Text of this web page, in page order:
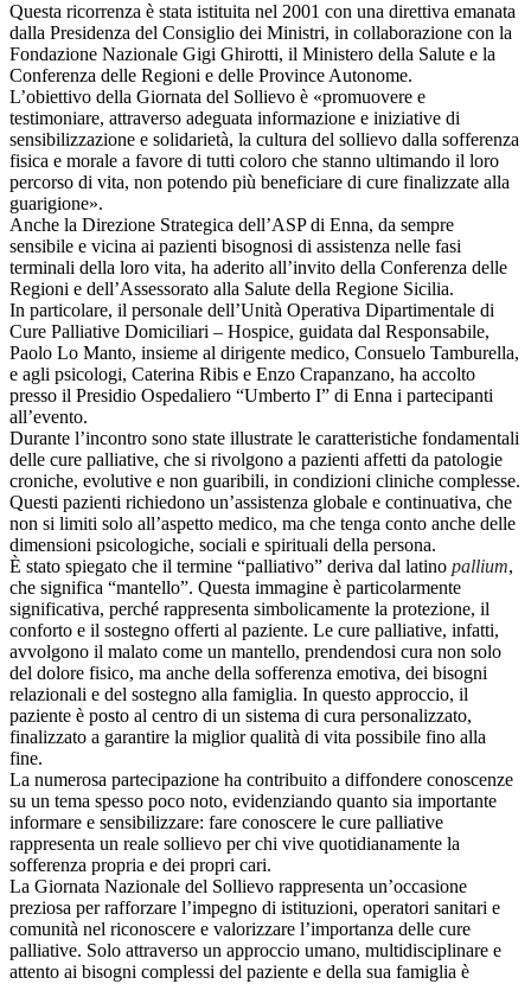
Questa ricorrenza è stata istituita nel 2001 con una direttiva emanata
dalla Presidenza del Consiglio dei Ministri, in collaborazione con la
Fondazione Nazionale Gigi Ghirotti, il Ministero della Salute e la
Conferenza delle Regioni e delle Province Autonome.
L’obiettivo della Giornata del Sollievo è «promuovere e
testimoniare, attraverso adeguata informazione e iniziative di
sensibilizzazione e solidarietà, la cultura del sollievo dalla sofferenza
fisica e morale a favore di tutti coloro che stanno ultimando il loro
percorso di vita, non potendo più beneficiare di cure finalizzate alla
guarigione».
Anche la Direzione Strategica dell’ASP di Enna, da sempre
sensibile e vicina ai pazienti bisognosi di assistenza nelle fasi
terminali della loro vita, ha aderito all’invito della Conferenza delle
Regioni e dell’Assessorato alla Salute della Regione Sicilia.
In particolare, il personale dell’Unità Operativa Dipartimentale di
Cure Palliative Domiciliari – Hospice, guidata dal Responsabile,
Paolo Lo Manto, insieme al dirigente medico, Consuelo Tamburella,
e agli psicologi, Caterina Ribis e Enzo Crapanzano, ha accolto
presso il Presidio Ospedaliero “Umberto I” di Enna i partecipanti
all’evento.
Durante l’incontro sono state illustrate le caratteristiche fondamentali
delle cure palliative, che si rivolgono a pazienti affetti da patologie
croniche, evolutive e non guaribili, in condizioni cliniche complesse.
Questi pazienti richiedono un’assistenza globale e continuativa, che
non si limiti solo all’aspetto medico, ma che tenga conto anche delle
dimensioni psicologiche, sociali e spirituali della persona.
È stato spiegato che il termine “palliativo” deriva dal latino pallium,
che significa “mantello”. Questa immagine è particolarmente
significativa, perché rappresenta simbolicamente la protezione, il
conforto e il sostegno offerti al paziente. Le cure palliative, infatti,
avvolgono il malato come un mantello, prendendosi cura non solo
del dolore fisico, ma anche della sofferenza emotiva, dei bisogni
relazionali e del sostegno alla famiglia. In questo approccio, il
paziente è posto al centro di un sistema di cura personalizzato,
finalizzato a garantire la miglior qualità di vita possibile fino alla
fine.
La numerosa partecipazione ha contribuito a diffondere conoscenze
su un tema spesso poco noto, evidenziando quanto sia importante
informare e sensibilizzare: fare conoscere le cure palliative
rappresenta un reale sollievo per chi vive quotidianamente la
sofferenza propria e dei propri cari.
La Giornata Nazionale del Sollievo rappresenta un’occasione
preziosa per rafforzare l’impegno di istituzioni, operatori sanitari e
comunità nel riconoscere e valorizzare l’importanza delle cure
palliative. Solo attraverso un approccio umano, multidisciplinare e
attento ai bisogni complessi del paziente e della sua famiglia è